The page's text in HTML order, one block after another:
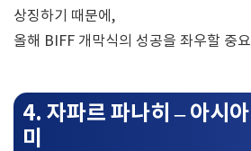
상징하기 때문에,
올해 BIFF 개막식의 성공을 좌우할 중
4. 자파르 파나히 – 아시
미